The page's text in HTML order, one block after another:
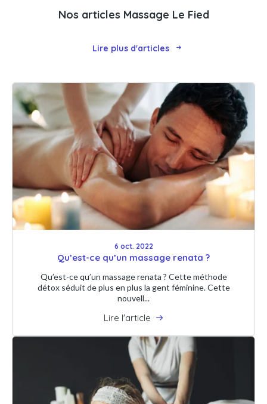
Nos articles Massage Le Fied
Lire plus d'articles
6 oct. 2022
Qu’est-ce qu’un massage renata ?
Qu’est-ce qu’un massage renata ? Cette méthode
détox séduit de plus en plus la gent féminine. Cette
nouvell...
Lire l'article